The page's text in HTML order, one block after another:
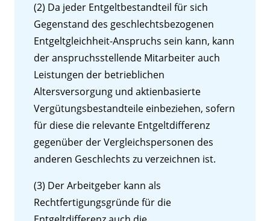
(2) Da jeder Entgeltbestandteil für sich
Gegenstand des geschlechtsbezogenen
Entgeltgleichheit-Anspruchs sein kann, kann
der anspruchsstellende Mitarbeiter auch
Leistungen der betrieblichen
Altersversorgung und aktienbasierte
Vergütungsbestandteile einbeziehen, sofern
für diese die relevante Entgeltdifferenz
gegenüber der Vergleichspersonen des
anderen Geschlechts zu verzeichnen ist.
(3) Der Arbeitgeber kann als
Rechtfertigungsgründe für die